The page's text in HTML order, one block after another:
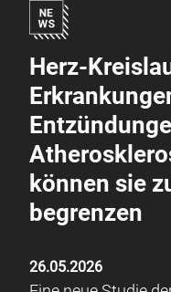
Herz-
können sie
begrenzen
26.05.2026